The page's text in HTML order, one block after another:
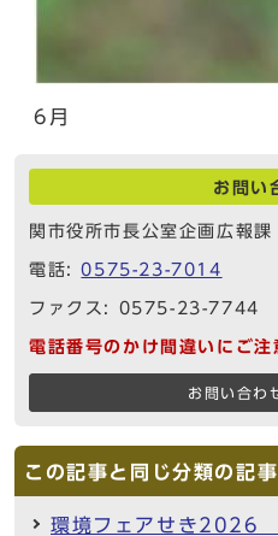
6月
お問い
関市役所市長公室企画広報課
電話:0575-23-7014
ファクス: 0575-23-7744
電話番号のかけ間違いにご注
お問い合わ
この記事と同じ分類の記事
環境フェアせき2026